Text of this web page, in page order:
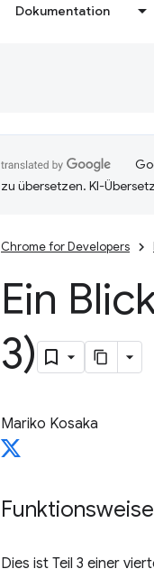
Dokumentation
zu übersetzen. KI-
Chrome for Developers
Ein
3)
Mariko Kosaka
Dies ist Teil 3 einer